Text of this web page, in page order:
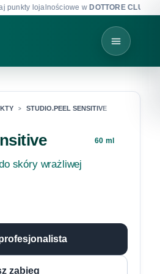
lojalnościowe w DOTTORE CLUB!
STUDIO.PEEL SENSITIVE
60 ml
skóry wrażliwej
zabieg